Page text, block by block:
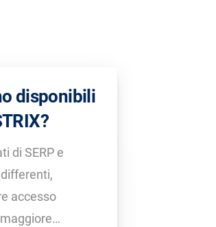
disponibili
di SERP e
accesso